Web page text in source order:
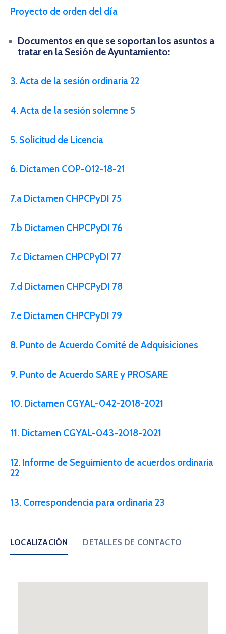
Proyecto de orden del día
Documentos en que se soportan los asuntos a
tratar en la Sesión de Ayuntamiento:
3. Acta de la sesión ordinaria 22
4. Acta de la sesión solemne 5
5. Solicitud de Licencia
6. Dictamen COP-012-18-21
7.a Dictamen CHPCPyDI 75
7.b Dictamen CHPCPyDI 76
7.c Dictamen CHPCPyDI 77
7.d Dictamen CHPCPyDI 78
7.e Dictamen CHPCPyDI 79
8. Punto de Acuerdo Comité de Adquisiciones
9. Punto de Acuerdo SARE y PROSARE
10. Dictamen CGYAL-042-2018-2021
11. Dictamen CGYAL-043-2018-2021
12. Informe de Seguimiento de acuerdos ordinaria
22
13. Correspondencia para ordinaria 23
LOCALIZACIÓN DETALLES DE CONTACTO